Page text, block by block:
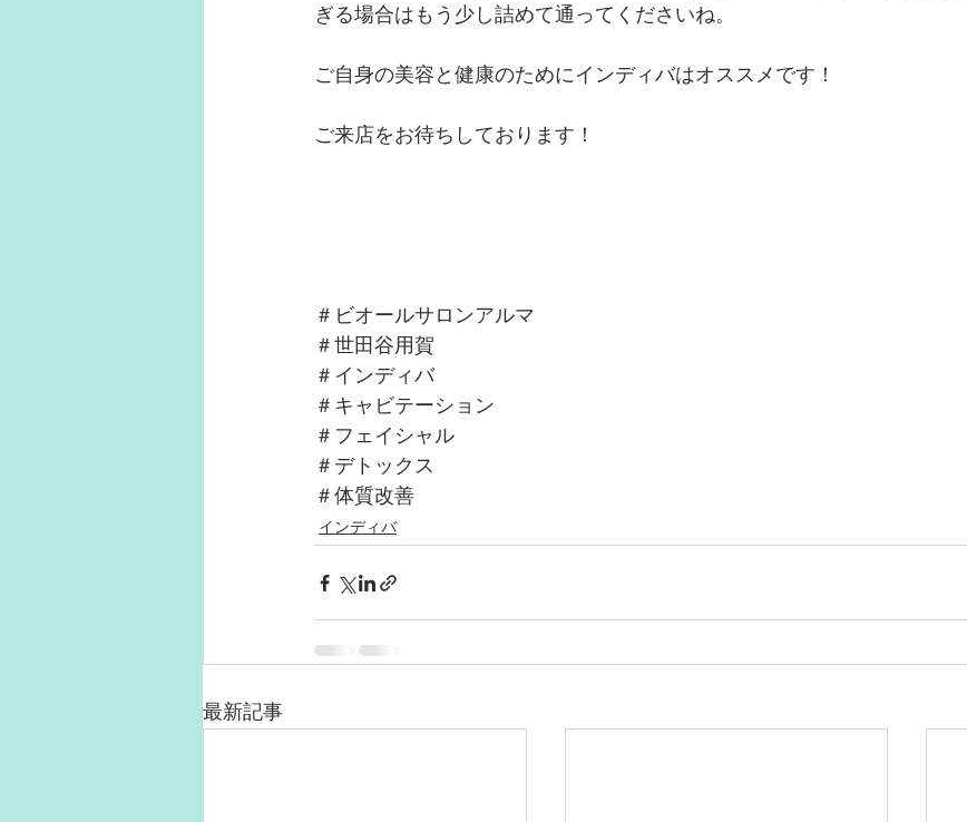
ぎる場合はもう少し詰めて通ってくださいね。
ご自身の美容と健康のためにインディバはオススメです！
ご来店をお待ちしております！
＃ビオールサロンアルマ
＃世田谷用賀
＃インディバ
＃キャビテーション
＃フェイシャル
＃デトックス
＃体質改善
インディバ
最新記事